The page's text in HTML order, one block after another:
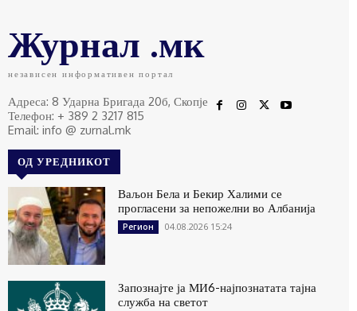
Журнал .мк
независен информативен портал
Адреса: 8 Ударна Бригада 20б, Скопје
Телефон: + 389 2 3217 815
Email: info @ zurnal.mk
ОД УРЕДНИКОТ
Ваљон Бела и Бекир Халими се
прогласени за непожелни во Албанија
Регион 04.08.2026 15:24
Запознајте ја МИ6-најпознатата тајна
служба на светот